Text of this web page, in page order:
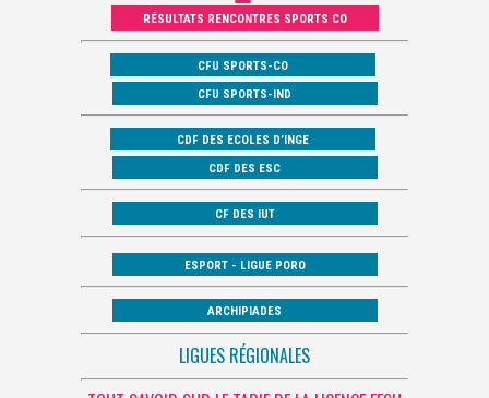
RÉSULTATS RENCONTRES SPORTS CO
CFU SPORTS-CO
CFU SPORTS-IND
CDF DES ECOLES D’INGE
CDF DES ESC
CF DES IUT
ESPORT - LIGUE PORO
ARCHIPIADES
LIGUES RÉGIONALES